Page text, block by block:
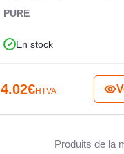
31002
PURE
En stock
4.02€HTVA
Produits de la